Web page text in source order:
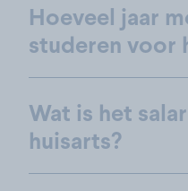
Hoeveel jaar
studeren voor
Wat is het
huisarts?